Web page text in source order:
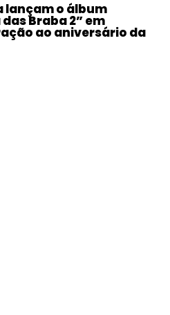
lançam o álbum
Braba 2” em
ao aniversário da